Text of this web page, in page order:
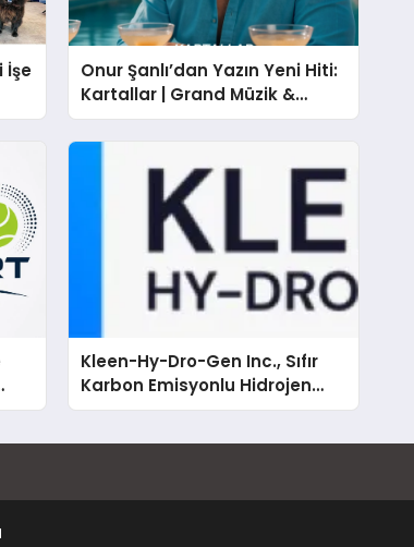
İşe
Onur Şanlı’dan Yazın Yeni Hiti:
Kartallar | Grand Müzik &
Nihat Ulaş İmzalı Yeni Şarkı
Kleen-Hy-Dro-Gen Inc., Sıfır
Karbon Emisyonlu Hidrojen
Isıtma Teknolojisinde ISO ve